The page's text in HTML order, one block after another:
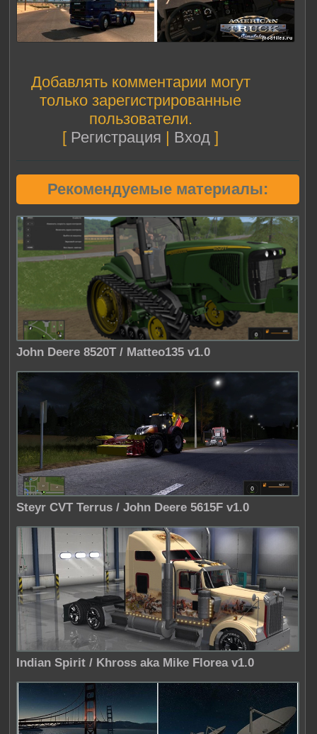
Добавлять комментарии могут
только зарегистрированные
пользователи.
[ Регистрация | Вход ]
Рекомендуемые материалы:
John Deere 8520T / Matteo135 v1.0
Steyr CVT Terrus / John Deere 5615F v1.0
Indian Spirit / Khross aka Mike Florea v1.0